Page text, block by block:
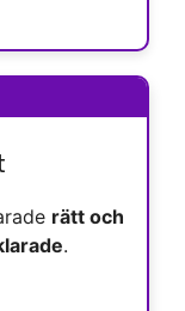
rätt och
.